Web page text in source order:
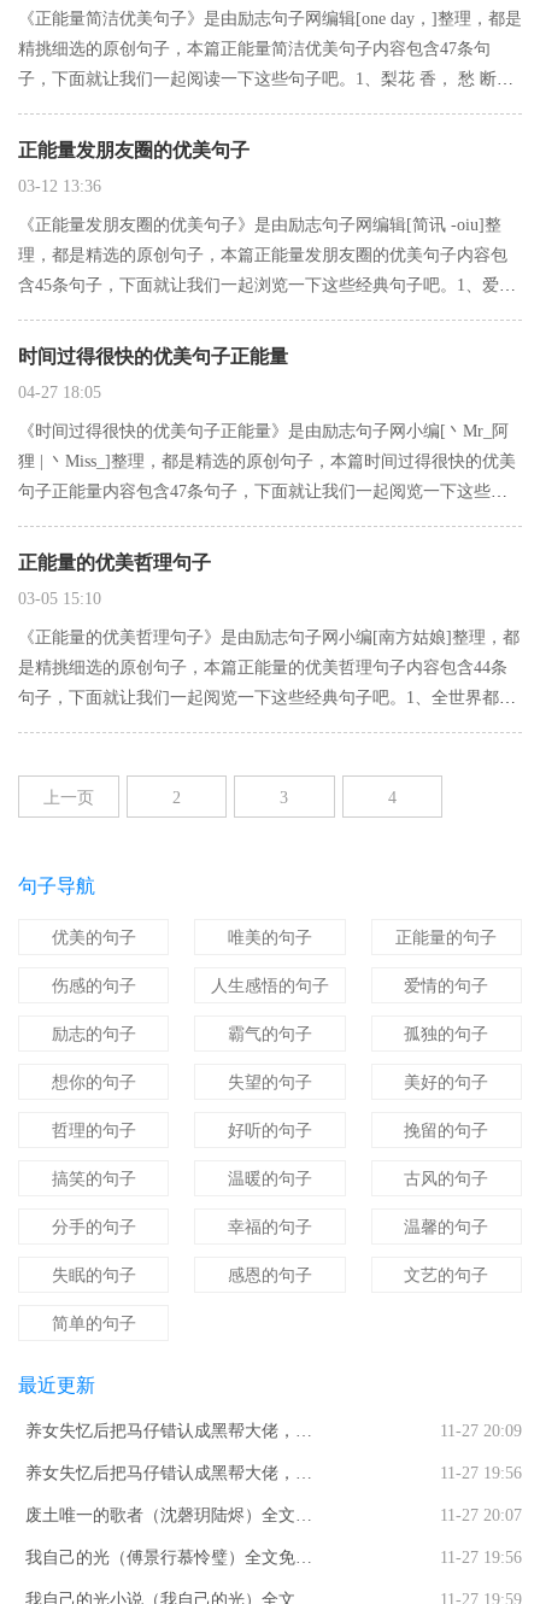
《正能量简洁优美句子》是由励志句子网编辑[one day，]整理，都是
精挑细选的原创句子，本篇正能量简洁优美句子内容包含47条句
子，下面就让我们一起阅读一下这些句子吧。1、梨花 香， 愁 断
肠。 千杯 酒， 解 思量2、有一次我发说说，下面有一男一女评论
我，然后他们聊上了，当互相要电话时，我把说说…
正能量发朋友圈的优美句子
03-12 13:36
《正能量发朋友圈的优美句子》是由励志句子网编辑[简讯 -oiu]整
理，都是精选的原创句子，本篇正能量发朋友圈的优美句子内容包
含45条句子，下面就让我们一起浏览一下这些经典句子吧。1、爱都
会有从浓转淡的过程，既然开始了，就要学着去珍惜。2、梦不在，
心不在，痴傻状态。心已乱，魂归不知是何处，独留无奈。…
时间过得很快的优美句子正能量
04-27 18:05
《时间过得很快的优美句子正能量》是由励志句子网小编[丶Mr_阿
狸 | 丶Miss_]整理，都是精选的原创句子，本篇时间过得很快的优美
句子正能量内容包含47条句子，下面就让我们一起阅览一下这些句
子吧。1、如果、明天就是世界的末日那麽、伱是否依然選擇逃避
2、你吻我的时候解开我的衣扣，你吻她的时候抚摸着…
正能量的优美哲理句子
03-05 15:10
《正能量的优美哲理句子》是由励志句子网小编[南方姑娘]整理，都
是精挑细选的原创句子，本篇正能量的优美哲理句子内容包含44条
句子，下面就让我们一起阅览一下这些经典句子吧。1、全世界都背
叛了你，我也会在你身边。2、人生的秘密和财富就是健康快乐。
上一页 2 3 4
9
句子导航
优美的句子 唯美的句子 正能量的句子
伤感的句子 人生感悟的句子 爱情的句子
励志的句子 霸气的句子 孤独的句子
想你的句子 失望的句子 美好的句子
哲理的句子 好听的句子 挽留的句子
搞笑的句子 温暖的句子 古风的句子
分手的句子 幸福的句子 温馨的句子
失眠的句子 感恩的句子 文艺的句子
简单的句子
最近更新
养女失忆后把马仔错认成黑帮大佬，打
我三巴掌断亲全文免费阅读_（养女失忆
后把马仔错认成黑帮大佬，打我三巴掌
断亲）曲童禹臻最新小说养女失忆后把
马仔错认成黑帮大佬，打我三巴掌断亲
11-27 20:09
养女失忆后把马仔错认成黑帮大佬，打
我三巴掌断亲曲童禹臻知乎小说全文免
费阅读_（养女失忆后把马仔错认成黑帮
大佬，打我三巴掌断亲）曲童禹臻知乎
11-27 19:56
废土唯一的歌者（沈磬玥陆烬）全文免
费阅读_废土唯一的歌者最新章节小说免
费阅读废土唯一的歌者
11-27 20:07
我自己的光（傅景行慕怜璧）全文免费
阅读_我自己的光（傅景行慕怜璧）最新
11-27 19:56
我自己的光小说（我自己的光）全文免 11-27 19:59